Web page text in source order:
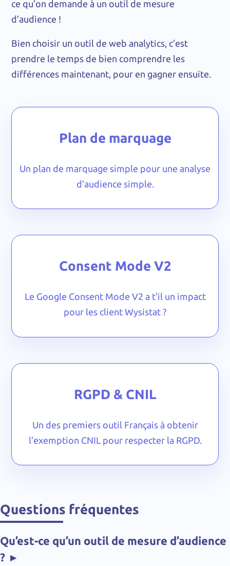
ce qu’on demande à un outil de mesure
d’audience !
Bien choisir un outil de web analytics, c’est
prendre le temps de bien comprendre les
différences maintenant, pour en gagner ensuite.
Plan de marquage
Un plan de marquage simple pour une analyse
d’audience simple.
Consent Mode V2
Le Google Consent Mode V2 a t’il un impact
pour les client Wysistat ?
RGPD & CNIL
Un des premiers outil Français à obtenir
l’exemption CNIL pour respecter la RGPD.
Questions fréquentes
Qu’est-ce qu’un outil de mesure d’audience
? ▸